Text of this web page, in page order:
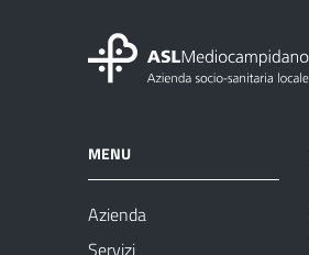
MENU
Azienda
Servizi